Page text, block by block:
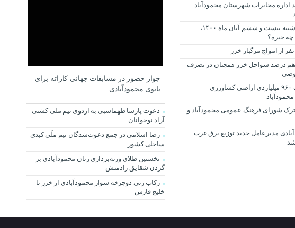
اداره مخابرات شهرستان محمودآباد
فردا چهار شنبه‌ بیست و ششم آبان ماه ۱۴۰۰،
چه خبره؟
دهم درصد سواحل خزر همچنان در تصرف
رفع تصرف ۹۶۰ میلیاردی اراضی کشاورزی
شورای فرهنگ عمومی محمودآباد و
مدیرعامل جدید توزیع برق غرب
جواز حضور در مسابقات جهانی کاراته برای
بانوی محمودآبادی
دعوت پارسا طهماسبی به اردوی تیم ملی کشتی
آزاد نوجوانان
رضا اسلامی در جمع دعوت‌شدگان تیم ملّی کبدی
ساحلی کشور
نخستین طلای وزنه‌برداری زنان محمودآبادی بر
گردن شقایق رادمنش
رکاب زنی دوچرخه سوار محمودآبادی از خزر تا
خلیج فارس